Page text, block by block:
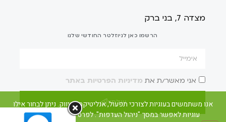
מצדה 7, בני ברק
הרשמו כאן לניוזלטר החודשי שלנו
אני מאשר/ת את מדיניות הפרטיות באתר
שלח/י
אנו משתמשים בעוגיות לצורכי תפעול, אנליטיקה ושיווק. ניתן לבחור אילו
עוגיות לאפשר במסך "ניהול העדפות". לפרטים ראו את מדיניות